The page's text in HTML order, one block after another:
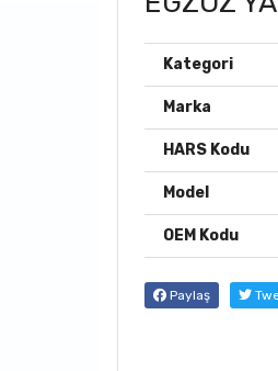
Kategori
Marka
HARS Kodu
Model
OEM Kodu
Paylaş